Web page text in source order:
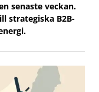
senaste veckan.
strategiska B2B-